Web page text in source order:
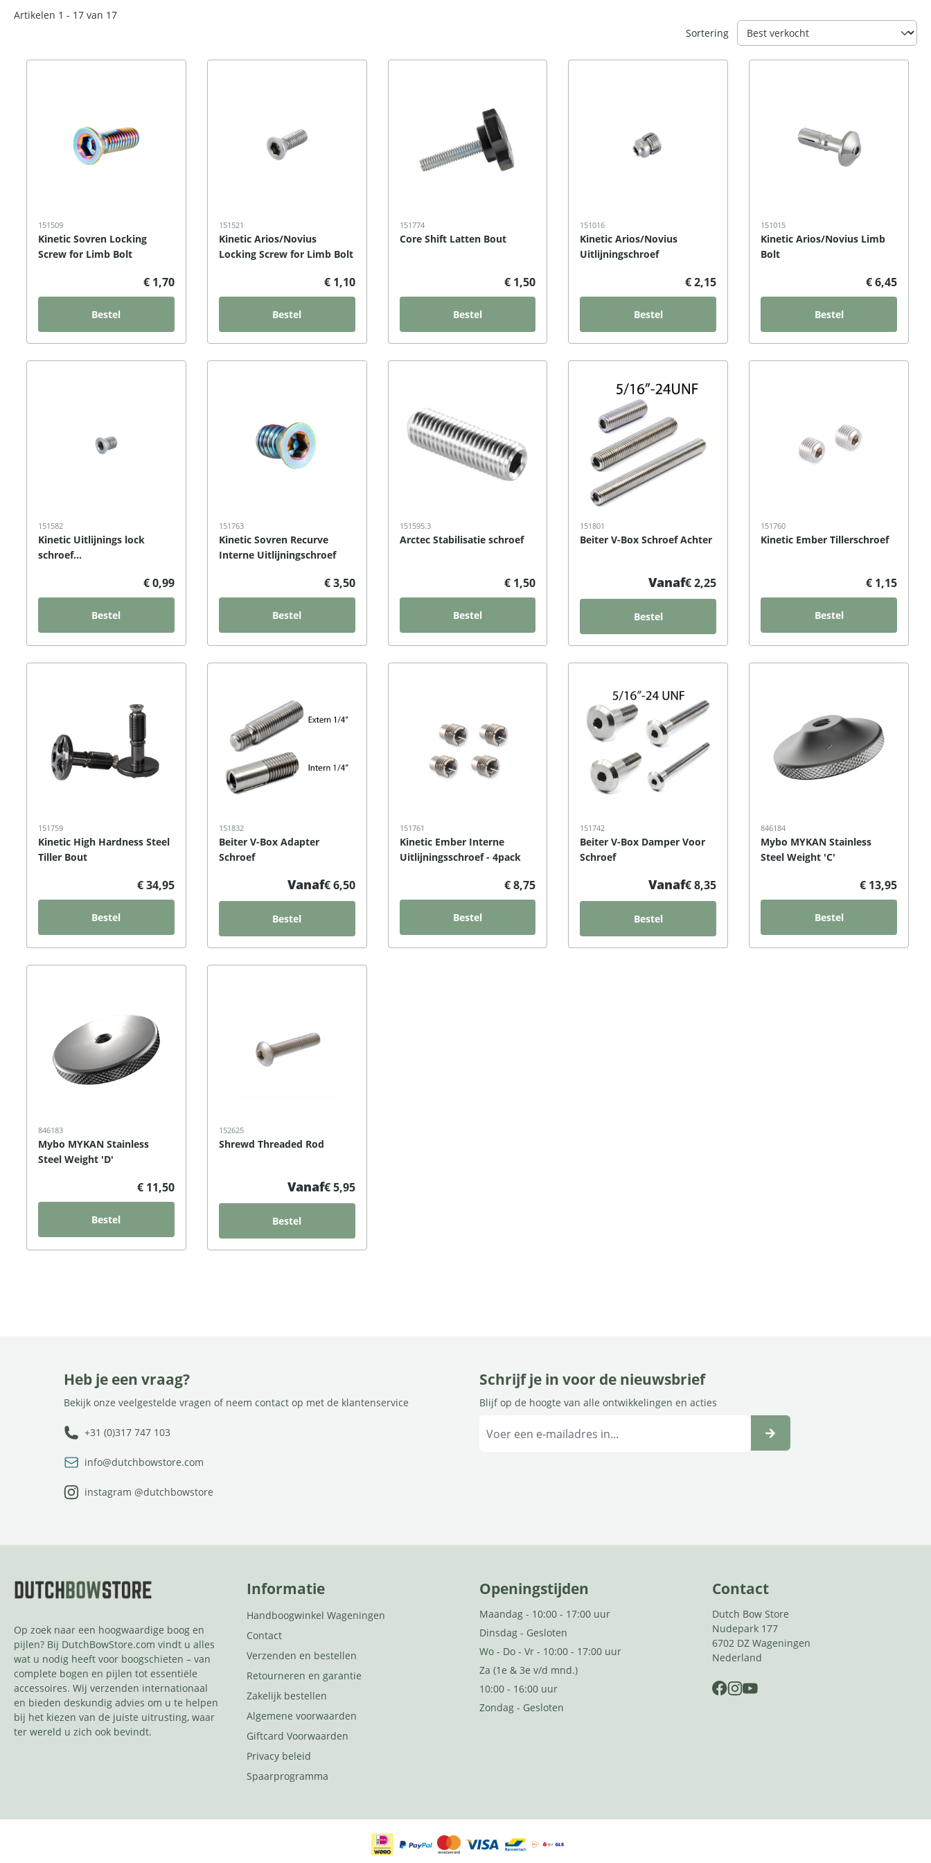
Artikelen 1 - 17 van 17
Sortering
151509
Kinetic Sovren Locking
Screw for Limb Bolt
€ 1,70
Bestel
151521
Kinetic Arios/Novius
Locking Screw for Limb Bolt
€ 1,10
Bestel
151774
Core Shift Latten Bout
€ 1,50
Bestel
151016
Kinetic Arios/Novius
Uitlijningschroef
€ 2,15
Bestel
151015
Kinetic Arios/Novius Limb
Bolt
€ 6,45
Bestel
151582
Kinetic Uitlijnings lock
schroef
€ 0,99
Bestel
151763
Kinetic Sovren Recurve
Interne Uitlijningschroef
€ 3,50
Bestel
151595.3
Arctec Stabilisatie schroef
€ 1,50
Bestel
151801
Beiter V-Box Schroef Achter
Vanaf€ 2,25
Bestel
151760
Kinetic Ember Tillerschroef
€ 1,15
Bestel
151759
Kinetic High Hardness Steel
Tiller Bout
€ 34,95
Bestel
151832
Beiter V-Box Adapter
Schroef
Vanaf€ 6,50
Bestel
151761
Kinetic Ember Interne
Uitlijningsschroef - 4pack
€ 8,75
Bestel
151742
Beiter V-Box Damper Voor
Schroef
Vanaf€ 8,35
Bestel
846184
Mybo MYKAN Stainless
Steel Weight 'C'
€ 13,95
Bestel
846183
Mybo MYKAN Stainless
Steel Weight 'D'
€ 11,50
Bestel
152625
Shrewd Threaded Rod
Vanaf€ 5,95
Bestel
Heb je een vraag?
Bekijk onze veelgestelde vragen of neem contact op met de klantenservice
+31 (0)317 747 103
info@dutchbowstore.com
instagram @dutchbowstore
Schrijf je in voor de nieuwsbrief
Blijf op de hoogte van alle ontwikkelingen en acties
Contact
Dutch Bow Store
Nudepark 177
6702 DZ Wageningen
Nederland
Op zoek naar een hoogwaardige boog en
pijlen? Bij DutchBowStore.com vindt u alles
wat u nodig heeft voor boogschieten – van
complete bogen en pijlen tot essentiële
accessoires. Wij verzenden internationaal
en bieden deskundig advies om u te helpen
bij het kiezen van de juiste uitrusting, waar
ter wereld u zich ook bevindt.
Informatie
Handboogwinkel Wageningen
Contact
Verzenden en bestellen
Retourneren en garantie
Zakelijk bestellen
Algemene voorwaarden
Giftcard Voorwaarden
Privacy beleid
Spaarprogramma
Openingstijden
Maandag - 10:00 - 17:00 uur
Dinsdag - Gesloten
Wo - Do - Vr - 10:00 - 17:00 uur
Za (1e & 3e v/d mnd.)
10:00 - 16:00 uur
Zondag - Gesloten